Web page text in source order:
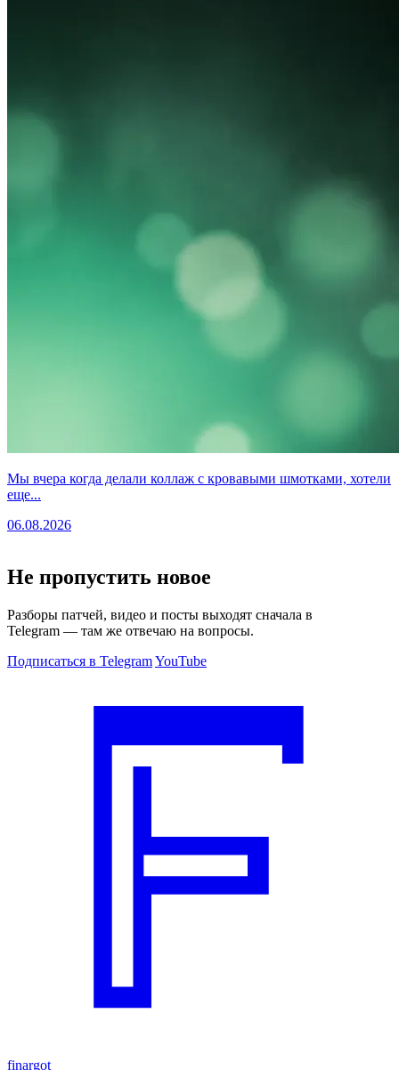
Мы вчера когда делали коллаж с кровавыми шмотками, хотели
еще...
06.08.2026
Не пропустить новое
Разборы патчей, видео и посты выходят сначала в
Telegram — там же отвечаю на вопросы.
Подписаться в TelegramYouTube
finargot